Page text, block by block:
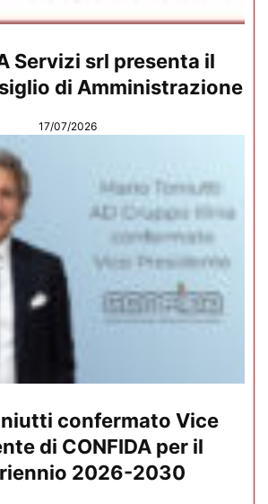
Servizi srl presenta il
di Amministrazione
17/07/2026
confermato Vice
di CONFIDA per il
2026-2030